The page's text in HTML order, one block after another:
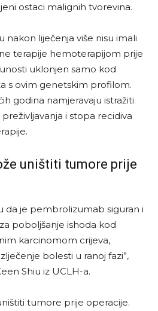
ostaci malignih tvorevina.
nakon liječenja više nisu imali
terapije hemoterapijom prije
uklonjen samo kod
s ovim genetskim profilom.
godina namjeravaju istražiti
i stopa recidiva
uništiti tumore prije
da je pembrolizumab siguran i
poboljšanje ishoda kod
karcinomom crijeva,
bolesti u ranoj fazi”,
Shiu iz UCLH-a.
tumore prije operacije.